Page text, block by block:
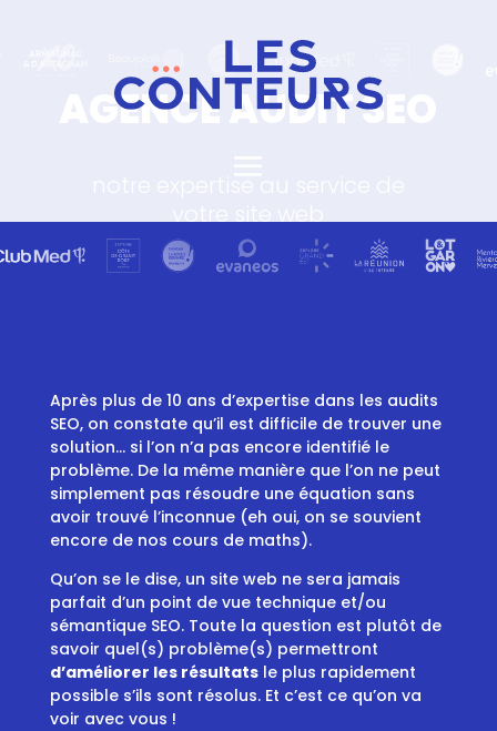
AGENCE AUDIT SEO
votre site web
Après plus de 10 ans d’expertise dans les audits
SEO, on constate qu’il est difficile de trouver une
solution… si l’on n’a pas encore identifié le
problème. De la même manière que l’on ne peut
simplement pas résoudre une équation sans
avoir trouvé l’inconnue (eh oui, on se souvient
encore de nos cours de maths).
Qu’on se le dise, un site web ne sera jamais
parfait d’un point de vue technique et/ou
sémantique SEO. Toute la question est plutôt de
savoir quel(s) problème(s) permettront
d’améliorer les résultatsle plus rapidement
possible s’ils sont résolus. Et c’est ce qu’on va
voir avec vous !